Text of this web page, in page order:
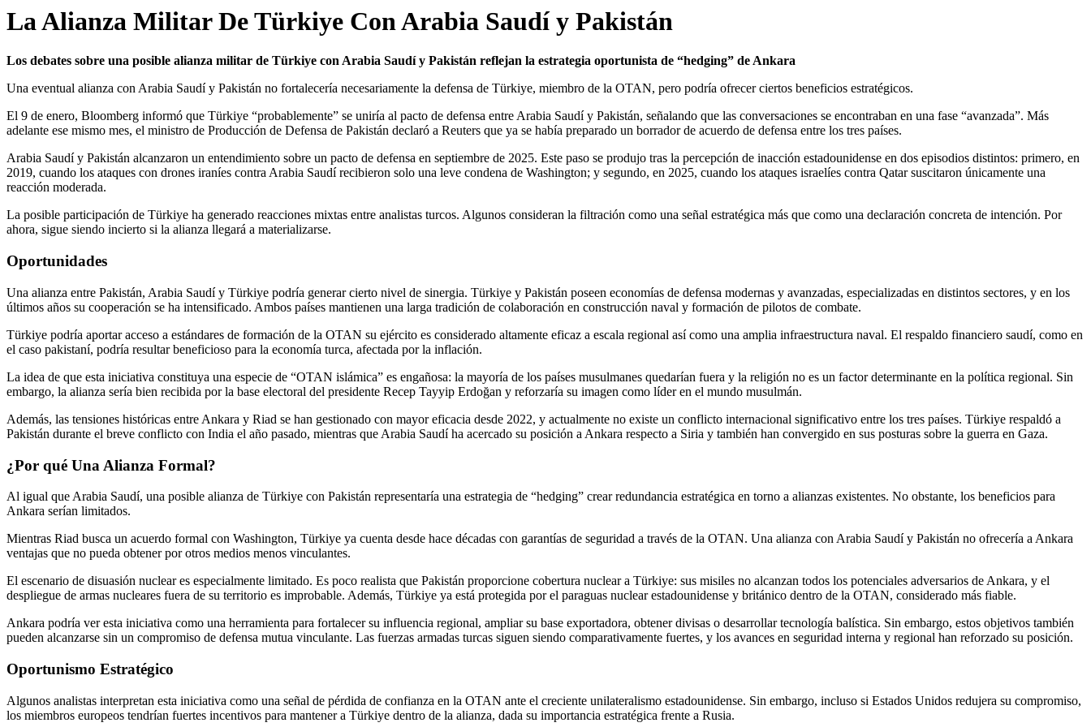
La Alianza Militar De Türkiye Con Arabia Saudí y Pakistán
Los debates sobre una posible alianza militar de Türkiye con Arabia Saudí y Pakistán reflejan la estrategia oportunista de “hedging” de Ankara
Una eventual alianza con Arabia Saudí y Pakistán no fortalecería necesariamente la defensa de Türkiye, miembro de la OTAN, pero podría ofrecer ciertos beneficios estratégicos.
El 9 de enero, Bloomberg informó que Türkiye “probablemente” se uniría al pacto de defensa entre Arabia Saudí y Pakistán, señalando que las conversaciones se encontraban en una fase “avanzada”. Más
adelante ese mismo mes, el ministro de Producción de Defensa de Pakistán declaró a Reuters que ya se había preparado un borrador de acuerdo de defensa entre los tres países.
Arabia Saudí y Pakistán alcanzaron un entendimiento sobre un pacto de defensa en septiembre de 2025. Este paso se produjo tras la percepción de inacción estadounidense en dos episodios distintos: primero, en
2019, cuando los ataques con drones iraníes contra Arabia Saudí recibieron solo una leve condena de Washington; y segundo, en 2025, cuando los ataques israelíes contra Qatar suscitaron únicamente una
reacción moderada.
La posible participación de Türkiye ha generado reacciones mixtas entre analistas turcos. Algunos consideran la filtración como una señal estratégica más que como una declaración concreta de intención. Por
ahora, sigue siendo incierto si la alianza llegará a materializarse.
Oportunidades
Una alianza entre Pakistán, Arabia Saudí y Türkiye podría generar cierto nivel de sinergia. Türkiye y Pakistán poseen economías de defensa modernas y avanzadas, especializadas en distintos sectores, y en los
últimos años su cooperación se ha intensificado. Ambos países mantienen una larga tradición de colaboración en construcción naval y formación de pilotos de combate.
Türkiye podría aportar acceso a estándares de formación de la OTAN su ejército es considerado altamente eficaz a escala regional así como una amplia infraestructura naval. El respaldo financiero saudí, como en
el caso pakistaní, podría resultar beneficioso para la economía turca, afectada por la inflación.
La idea de que esta iniciativa constituya una especie de “OTAN islámica” es engañosa: la mayoría de los países musulmanes quedarían fuera y la religión no es un factor determinante en la política regional. Sin
embargo, la alianza sería bien recibida por la base electoral del presidente Recep Tayyip Erdoğan y reforzaría su imagen como líder en el mundo musulmán.
Además, las tensiones históricas entre Ankara y Riad se han gestionado con mayor eficacia desde 2022, y actualmente no existe un conflicto internacional significativo entre los tres países. Türkiye respaldó a
Pakistán durante el breve conflicto con India el año pasado, mientras que Arabia Saudí ha acercado su posición a Ankara respecto a Siria y también han convergido en sus posturas sobre la guerra en Gaza.
¿Por qué Una Alianza Formal?
Al igual que Arabia Saudí, una posible alianza de Türkiye con Pakistán representaría una estrategia de “hedging” crear redundancia estratégica en torno a alianzas existentes. No obstante, los beneficios para
Ankara serían limitados.
Mientras Riad busca un acuerdo formal con Washington, Türkiye ya cuenta desde hace décadas con garantías de seguridad a través de la OTAN. Una alianza con Arabia Saudí y Pakistán no ofrecería a Ankara
ventajas que no pueda obtener por otros medios menos vinculantes.
El escenario de disuasión nuclear es especialmente limitado. Es poco realista que Pakistán proporcione cobertura nuclear a Türkiye: sus misiles no alcanzan todos los potenciales adversarios de Ankara, y el
despliegue de armas nucleares fuera de su territorio es improbable. Además, Türkiye ya está protegida por el paraguas nuclear estadounidense y británico dentro de la OTAN, considerado más fiable.
Ankara podría ver esta iniciativa como una herramienta para fortalecer su influencia regional, ampliar su base exportadora, obtener divisas o desarrollar tecnología balística. Sin embargo, estos objetivos también
pueden alcanzarse sin un compromiso de defensa mutua vinculante. Las fuerzas armadas turcas siguen siendo comparativamente fuertes, y los avances en seguridad interna y regional han reforzado su posición.
Oportunismo Estratégico
Algunos analistas interpretan esta iniciativa como una señal de pérdida de confianza en la OTAN ante el creciente unilateralismo estadounidense. Sin embargo, incluso si Estados Unidos redujera su compromiso,
los miembros europeos tendrían fuertes incentivos para mantener a Türkiye dentro de la alianza, dada su importancia estratégica frente a Rusia.